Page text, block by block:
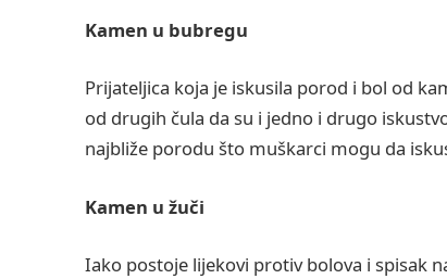
Kamen u bubregu
Prijateljica koja je iskusila porod i bol od
od drugih čula da su i jedno i drugo
najbliže porodu što muškarci mogu da
Kamen u žuči
Iako postoje lijekovi protiv bolova i spisak